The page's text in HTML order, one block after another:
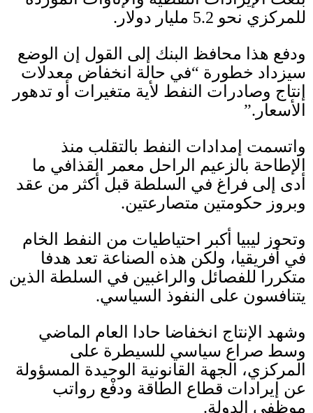
للمركزي نحو 5.2 مليار دولار .
ودفع هذا محافظ البنك إلى القول إن الوضع
سيزداد خطورة “في حالة انخفاض معدلات
إنتاج وصادرات النفط لأية متغيرات أو تدهور
الأسعار .”
واتسمت إمدادات النفط بالتقلب منذ
الإطاحة بالزعيم الراحل معمر القذافي ما
أدى إلى فراغ في السلطة قبل أكثر من عقد
وبروز حكومتين متصارعتين.
وتحوز ليبيا أكبر احتياطيات من النفط الخام
في أفريقيا، ولكن هذه الصناعة تعد هدفا
متكررا للفصائل والراغبين في السلطة الذين
يتنافسون على النفوذ السياسي.
وشهد الإنتاج انخفاضا حادا العام الماضي
وسط صراع سياسي للسيطرة على
المركزي، الجهة القانونية الوحيدة المسؤولة
عن إيرادات قطاع الطاقة ودفْع رواتب
موظفي الدولة.